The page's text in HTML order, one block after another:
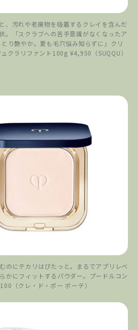
、汚れや老廃物を吸着するクレイを含んだ
。「スクラブへの苦手意識がなくなったア
り艶やか。夏も毛穴悩み知らずに」クリ
クラリファント100g ¥4,950（SUQQU）
のにテカリはぴたっと。まるでアプリレベ
かにフィットするパウダー。プードルコン
（クレ・ド・ポー ボーテ）